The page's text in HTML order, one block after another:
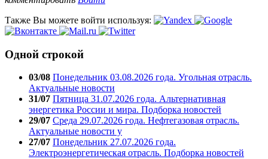
Также Вы можете войти используя:
Одной строкой
03/08 Понедельник 03.08.2026 года. Угольная отрасль.
Актуальные новости
31/07 Пятница 31.07.2026 года. Альтернативная
энергетика России и мира. Подборка новостей
29/07 Среда 29.07.2026 года. Нефтегазовая отрасль.
Актуальные новости у
27/07 Понедельник 27.07.2026 года.
Электроэнергетическая отрасль. Подборка новостей